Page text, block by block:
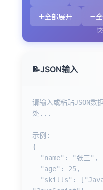
➕全部展开 ➖
📝JSON输入